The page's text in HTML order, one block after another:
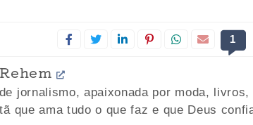
1
jornalismo, apaixonada por moda,
que ama tudo o que faz e que Deus